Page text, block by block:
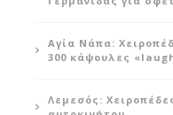
Αγία Νάπα:
300 κάψουλες
Λεμεσός: